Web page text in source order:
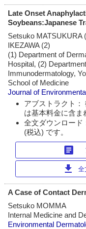
Late Onset
Soybeans:Japanese
Setsuko MATSUKURA
IKEZAWA (2)
(1) Department of
Hospital, (2)
Immunodermatology,
School of Medicine
Journal of
アブストラクト：
は基本料金に含ま
全文ダウンロード
(税込) です。
article
download 全
A Case of Contact
Setsuko MOMMA
Internal Medicine and
Environmental